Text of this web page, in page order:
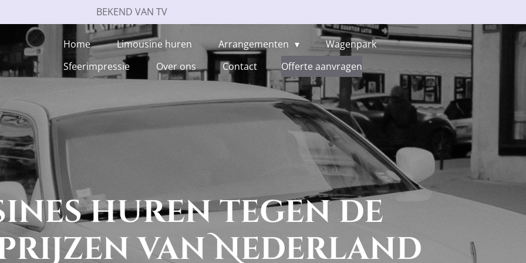
BEKEND VAN TV
Home Limousine huren Arrangementen
Wagenpark
Sfeerimpressie
Over ons Contact Offerte aanvragen
huren tegen de
van Nederland